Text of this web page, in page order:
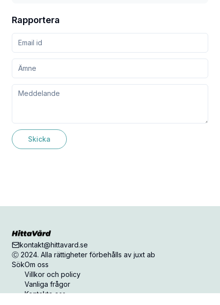
Rapportera
Skicka
kontakt@hittavard.se
Ⓒ 2024. Alla rättigheter förbehålls av juxt ab
SökOm oss
Villkor och policy
Vanliga frågor
Kontakta oss